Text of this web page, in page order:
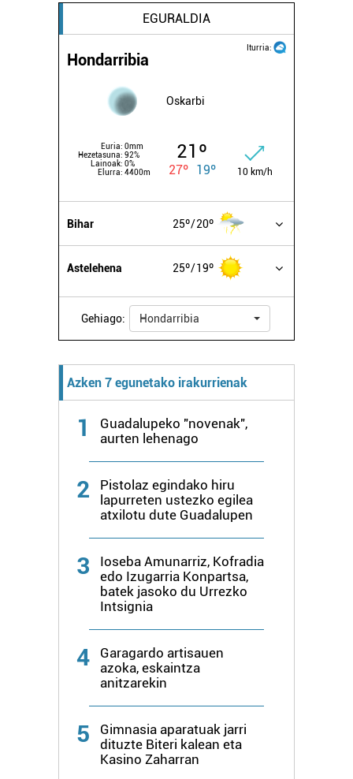
EGURALDIA
Iturria:
Hondarribia
Oskarbi
Euria: 0mm
Hezetasuna: 92%
Lainoak: 0%
Elurra: 4400m
21º
27º 19º 10 km/h
Bihar 25º 20º
Astelehena 25º 19º
Gehiago: Hondarribia
Azken 7 egunetako irakurrienak
1
Guadalupeko "novenak",
aurten lehenago
2
Pistolaz egindako hiru
lapurreten ustezko egilea
atxilotu dute Guadalupen
3
Ioseba Amunarriz, Kofradia
edo Izugarria Konpartsa,
batek jasoko du Urrezko
Intsignia
4
Garagardo artisauen
azoka, eskaintza
anitzarekin
5
Gimnasia aparatuak jarri
dituzte Biteri kalean eta
Kasino Zaharran